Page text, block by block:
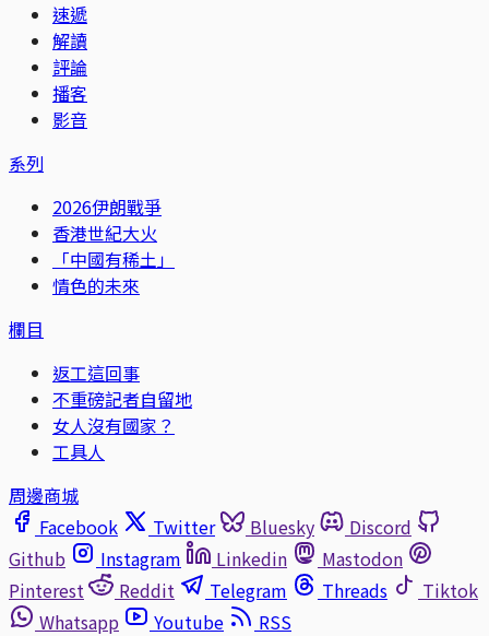
速遞
解讀
評論
播客
影音
系列
2026伊朗戰爭
香港世紀大火
「中國有稀土」
情色的未來
欄目
返工這回事
不重磅記者自留地
女人沒有國家？
工具人
周邊商城
Facebook
Twitter Bluesky
Discord
Github
Instagram Linkedin
Mastodon
Pinterest
Reddit Telegram Threads
Tiktok
Whatsapp
Youtube
RSS